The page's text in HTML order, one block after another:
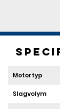
Motortyp
Slagvolym